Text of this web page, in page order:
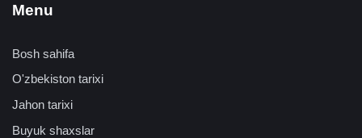
Menu
Bosh sahifa
O'zbekiston tarixi
Jahon tarixi
Buyuk shaxslar